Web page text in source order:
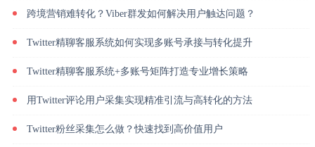
跨境营销难转化？Viber群发如何解决用户触达问题？
Twitter精聊客服系统如何实现多账号承接与转化提升
Twitter精聊客服系统+多账号矩阵打造专业增长策略
用Twitter评论用户采集实现精准引流与高转化的方法
Twitter粉丝采集怎么做？快速找到高价值用户